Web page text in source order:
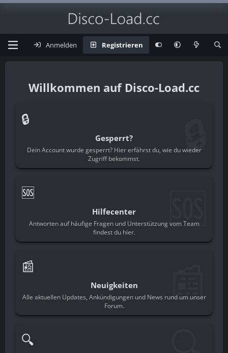
Anmelden Registrieren
Disco-Load.cc
🔒
Gesperrt?
Dein Account wurde gesperrt? Hier erfährst du, wie du wieder
Zugriff bekommst.
🔒
🆘
Hilfecenter
Antworten auf häufige Fragen und Unterstützung vom Team
findest du hier.
🆘
📰
Neuigkeiten
Alle aktuellen Updates, Ankündigungen und News rund um unser
Forum.
📰
🔍